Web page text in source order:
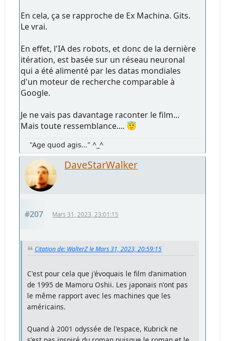
En cela, ça se rapproche de Ex Machina. Gits.
Le vrai.
En effet, l'IA des robots, et donc de la dernière
itération, est basée sur un réseau neuronal
qui a été alimenté par les datas mondiales
d'un moteur de recherche comparable à
Google.
Je ne vais pas davantage raconter le film...
Mais toute ressemblance.... 😇
"Age quod agis..." ^_^
DaveStarWalker
#207 Mars 31, 2023, 23:01:15
Citation de: WalterZ le Mars 31, 2023, 20:59:15
C'est pour cela que j'évoquais le film d'animation
de 1995 de Mamoru Oshii. Les japonais n'ont pas
le même rapport avec les machines que les
américains.
Quand à 2001 odyssée de l'espace, Kubrick ne